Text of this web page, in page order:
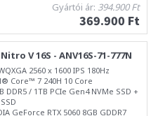
Gyártói ár: 394.900 Ft
369.900 Ft
V 16S - ANV16S-71-777N
2560 x 1600 IPS 180Hz
Core™ 7 240H 10 Core
DDR5 / 1TB PCIe Gen4 NVMe SSD +
GeForce RTX 5060 8GB GDDR7